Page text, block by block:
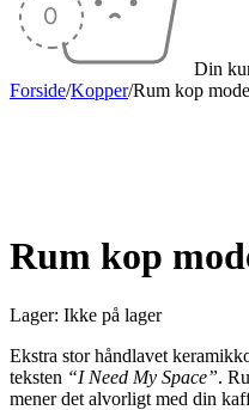
Din
Forside/Kopper/Rum kop
Rum kop
Lager: Ikke på lager
Ekstra stor håndlavet
teksten “I Need My Space”.
mener det alvorligt med din